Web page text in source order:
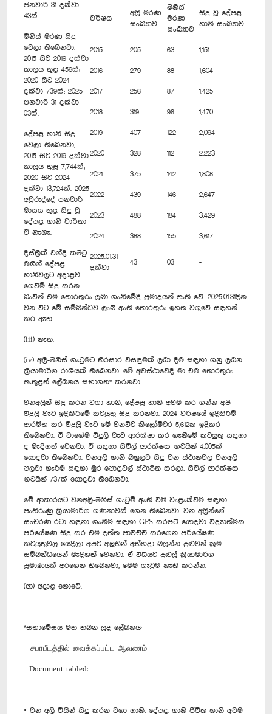
වර්ෂය
අලි මරණ
සංඛ්‍යාව
මිනිස්
මරණ
සංඛ්‍යාව
සිදු වූ දේපළ
හානි සංඛ්‍යාව
2015 205 63 1,151
2016 279 88 1,604
2017 256 87 1,425
2018 319 96 1,470
2019 407 122 2,094
2020 328 112 2,223
2021 375 142 1,808
2022 439 146 2,647
2023 488 184 3,429
2024 388 155 3,617
2025.01.31
දක්වා
43 03 -
ජනවාරි 31 දක්වා
43ක්.
මිනිස් මරණ සිදු
වෙලා තිබෙනවා,
2015 සිට 2019 දක්වා
කාලය තුළ 456ක්;
2020 සිට 2024
දක්වා 739ක්; 2025
ජනවාරි 31 දක්වා
03ක්.
දේපළ හානි සිදු
වෙලා තිබෙනවා,
2015 සිට 2019 දක්වා
කාලය තුළ 7,744ක්;
2020 සිට 2024
දක්වා 13,724ක්. 2025
අවුරුද්දේ ජනවාරි
මාසය තුළ සිදු වූ
දේපළ හානි වාර්තා
වී නැහැ.
දිස්ත්‍රික් වන්දි කමිටු
මඟින් දේපළ
හානිවලට අදාළව
ගෙවීම් සිදු කරන
බැවින් එම තොරතුරු ලබා ගැනීමේදී ප්‍රමාදයන් ඇති වේ. 2025.01.31දින
වන විට මේ සම්බන්ධව ලැබී ඇති තොරතුරු ඉහත වගුවේ සඳහන්
කර ඇත.
(iii) නැත.
(iv) අලි-මිනිස් ගැටුමට තිරසාර විසඳුමක් ලබා දීම සඳහා ගනු ලබන
ක්‍රියාමාර්ග රාශියක් තිබෙනවා. මේ අවස්ථාවේදී මා එම තොරතුරු
ඇතුළත් ලේඛනය සභාගත* කරනවා.
වනඅලින් සිදු කරන වගා හානි, දේපළ හානි අවම කර ගන්න අපි
විදුලි වැට ඉදිකිරීමේ කටයුතු සිදු කරනවා. 2024 වර්ෂයේ ඉදිකිරීම්
ආරම්භ කර විදුලි වැට මේ වනවිට කිලෝමීටර 5,612ක ඉදිකර
තිබෙනවා. ඒ වාගේම විදුලි වැට ආරක්ෂා කර ගැනීමේ කටයුතු සඳහා
ද මැදිහත් වෙනවා. ඒ සඳහා සිවිල් ආරක්ෂක භටයින් 4,005ක්
යොදවා තිබෙනවා. වනඅලි හානි බහුලව සිදු වන ස්ථානවල වනඅලි
පලවා හැරීම සඳහා මුර පොළවල් ස්ථාපිත කරලා, සිවිල් ආරක්ෂක
භටයින් 737ක් යොදවා තිබෙනවා.
මේ ආකාරයට වනඅලි-මිනිස් ගැටුම් ඇති වීම වැළැක්වීම සඳහා
පැතිරුණු ක්‍රියාමාර්ග ගණනාවක් ගෙන තිබෙනවා. වන අලින්ගේ
සංචරණ රටා හඳුනා ගැනීම සඳහා GPS කරපටි යොදවා විද්‍යාත්මක
පර්යේෂණ සිදු කර එම දත්ත පාවිච්චි කරගෙන පර්යේෂණ
කටයුතුවල යෙදිලා අපට අලුතින් අත්හදා බලන්න පුළුවන් ක්‍රම
සම්බන්ධයෙන් මැදිහත් වෙනවා. ඒ විධියට පුළුල් ක්‍රියාමාර්ග
ප්‍රමාණයක් අරගෙන තිබෙනවා, මෙම ගැටුම නැති කරන්න.
(ආ) අදාළ නොවේ.
*සභාමේසය මත තබන ලද ලේඛනය:
சபாபீடத்தில் வைக்கப்பட்ட ஆவணம்:
Document tabled:
• වන අලි විසින් සිදු කරන වගා හානි, දේපළ හානි ජීවිත හානි අවම